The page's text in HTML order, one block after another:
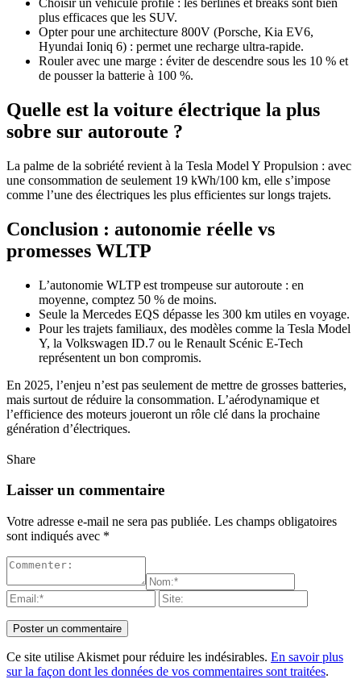
Choisir un véhicule profilé : les berlines et breaks sont bien
plus efficaces que les SUV.
Opter pour une architecture 800V (Porsche, Kia EV6,
Hyundai Ioniq 6) : permet une recharge ultra-rapide.
Rouler avec une marge : éviter de descendre sous les 10 % et
de pousser la batterie à 100 %.
Quelle est la voiture électrique la plus
sobre sur autoroute ?
La palme de la sobriété revient à la Tesla Model Y Propulsion : avec
une consommation de seulement 19 kWh/100 km, elle s’impose
comme l’une des électriques les plus efficientes sur longs trajets.
Conclusion : autonomie réelle vs
promesses WLTP
L’autonomie WLTP est trompeuse sur autoroute : en
moyenne, comptez 50 % de moins.
Seule la Mercedes EQS dépasse les 300 km utiles en voyage.
Pour les trajets familiaux, des modèles comme la Tesla Model
Y, la Volkswagen ID.7 ou le Renault Scénic E-Tech
représentent un bon compromis.
En 2025, l’enjeu n’est pas seulement de mettre de grosses batteries,
mais surtout de réduire la consommation. L’aérodynamique et
l’efficience des moteurs joueront un rôle clé dans la prochaine
génération d’électriques.
Share
Laisser un commentaire
Votre adresse e-mail ne sera pas publiée. Les champs obligatoires
sont indiqués avec *
Ce site utilise Akismet pour réduire les indésirables. En savoir plus
sur la façon dont les données de vos commentaires sont traitées.